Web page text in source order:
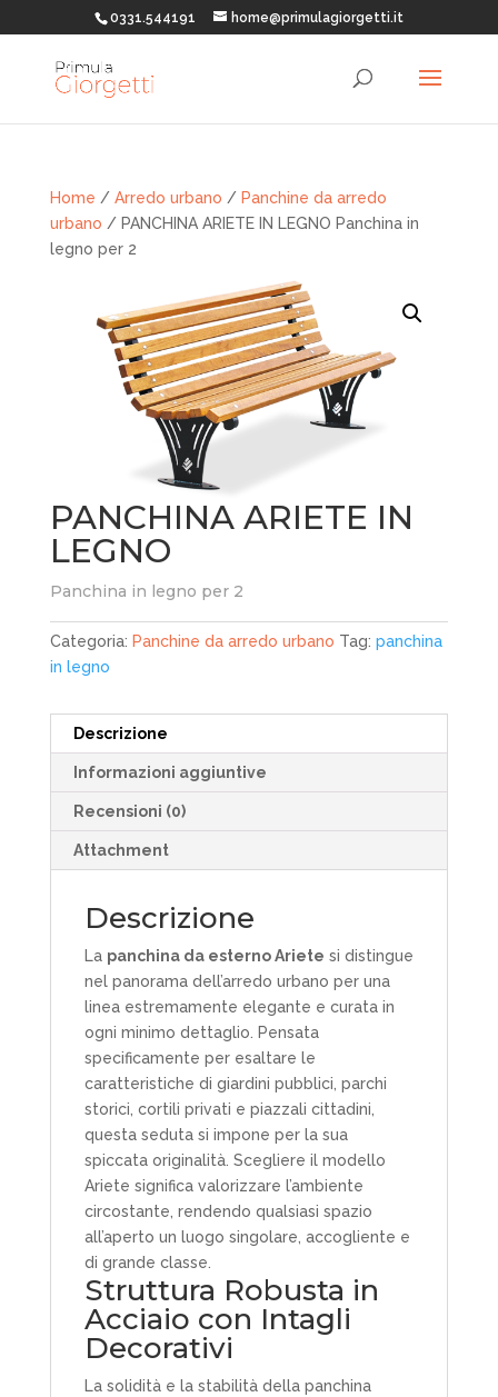
0331.544191 home@primulagiorgetti.it
Home / Arredo urbano / Panchine da arredo
urbano / PANCHINA ARIETE IN LEGNO Panchina in
legno per 2
PANCHINA ARIETE IN
LEGNO
Panchina in legno per 2
Categoria: Panchine da arredo urbano Tag: panchina
in legno
Descrizione
Informazioni aggiuntive
Recensioni (0)
Attachment
Descrizione
La panchina da esterno Ariete si distingue
nel panorama dell’arredo urbano per una
linea estremamente elegante e curata in
ogni minimo dettaglio. Pensata
specificamente per esaltare le
caratteristiche di giardini pubblici, parchi
storici, cortili privati e piazzali cittadini,
questa seduta si impone per la sua
spiccata originalità. Scegliere il modello
Ariete significa valorizzare l’ambiente
circostante, rendendo qualsiasi spazio
all’aperto un luogo singolare, accogliente e
di grande classe.
Struttura Robusta in
Acciaio con Intagli
Decorativi
La solidità e la stabilità della panchina